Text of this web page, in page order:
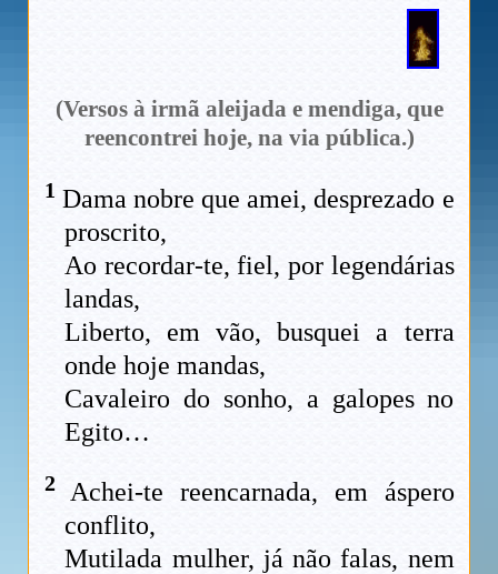
(Versos à irmã aleijada e mendiga, que
reencontrei hoje, na via pública.)
1 Dama nobre que amei, desprezado e
proscrito,
Ao recordar-te, fiel, por legendárias
landas,
Liberto, em vão, busquei a terra
onde hoje mandas,
Cavaleiro do sonho, a galopes no
Egito…
2Achei-te reencarnada, em áspero
conflito,
Mutilada mulher, já não falas, nem